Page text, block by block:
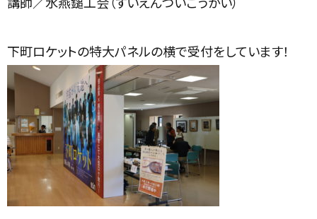
下町ロケットの特大パネルの横で受付をしています！